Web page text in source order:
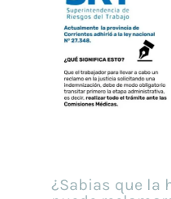
¿Sabias que la